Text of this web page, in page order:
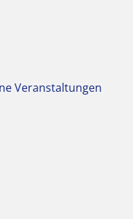
Veranstaltungen